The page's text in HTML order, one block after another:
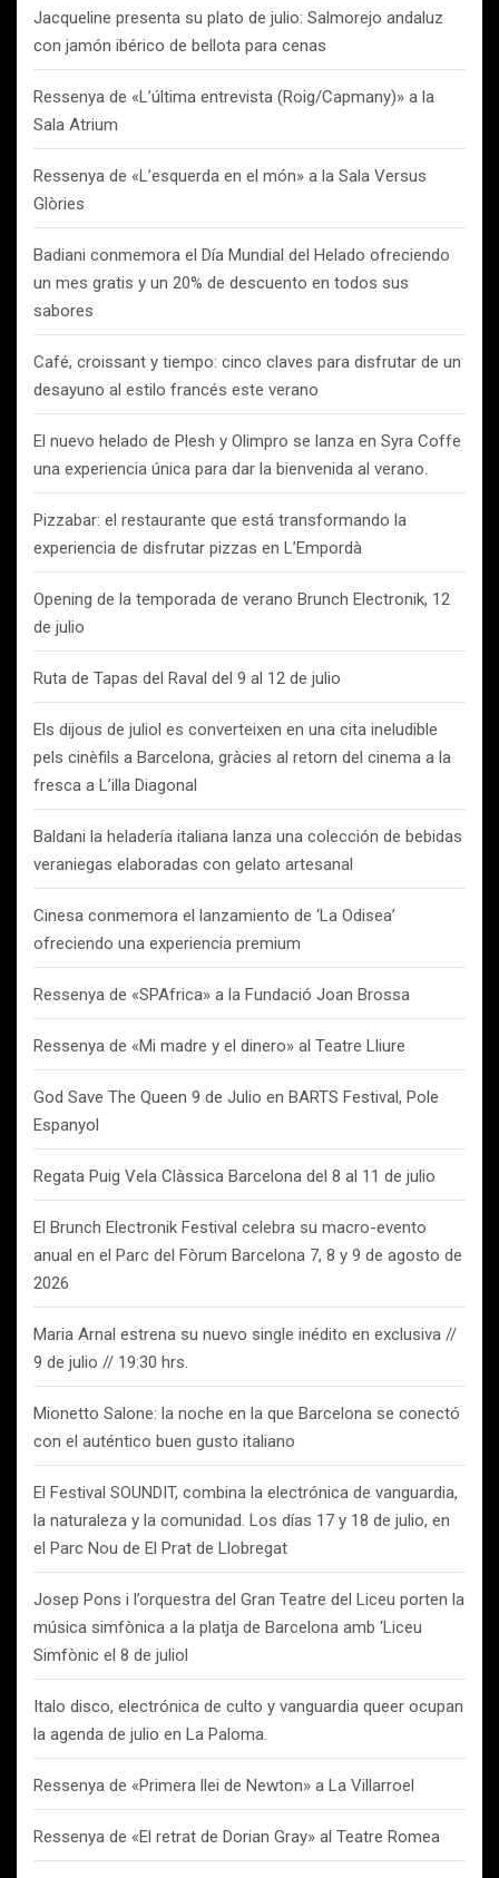
Jacqueline presenta su plato de julio: Salmorejo andaluz
con jamón ibérico de bellota para cenas
Ressenya de «L’última entrevista (Roig/Capmany)» a la
Sala Atrium
Ressenya de «L’esquerda en el món» a la Sala Versus
Glòries
Badiani conmemora el Día Mundial del Helado ofreciendo
un mes gratis y un 20% de descuento en todos sus
sabores
Café, croissant y tiempo: cinco claves para disfrutar de un
desayuno al estilo francés este verano
El nuevo helado de Plesh y Olimpro se lanza en Syra Coffe
una experiencia única para dar la bienvenida al verano.
Pizzabar: el restaurante que está transformando la
experiencia de disfrutar pizzas en L’Empordà
Opening de la temporada de verano Brunch Electronik, 12
de julio
Ruta de Tapas del Raval del 9 al 12 de julio
Els dijous de juliol es converteixen en una cita ineludible
pels cinèfils a Barcelona, gràcies al retorn del cinema a la
fresca a L’illa Diagonal
Baldani la heladería italiana lanza una colección de bebidas
veraniegas elaboradas con gelato artesanal
Cinesa conmemora el lanzamiento de ‘La Odisea’
ofreciendo una experiencia premium
Ressenya de «SPAfrica» a la Fundació Joan Brossa
Ressenya de «Mi madre y el dinero» al Teatre Lliure
God Save The Queen 9 de Julio en BARTS Festival, Pole
Espanyol
Regata Puig Vela Clàssica Barcelona del 8 al 11 de julio
El Brunch Electronik Festival celebra su macro-evento
anual en el Parc del Fòrum Barcelona 7, 8 y 9 de agosto de
2026
Maria Arnal estrena su nuevo single inédito en exclusiva //
9 de julio // 19:30 hrs.
Mionetto Salone: la noche en la que Barcelona se conectó
con el auténtico buen gusto italiano
El Festival SOUNDIT, combina la electrónica de vanguardia,
la naturaleza y la comunidad. Los días 17 y 18 de julio, en
el Parc Nou de El Prat de Llobregat
Josep Pons i l’orquestra del Gran Teatre del Liceu porten la
música simfònica a la platja de Barcelona amb ‘Liceu
Simfònic el 8 de juliol
Italo disco, electrónica de culto y vanguardia queer ocupan
la agenda de julio en La Paloma.
Ressenya de «Primera llei de Newton» a La Villarroel
Ressenya de «El retrat de Dorian Gray» al Teatre Romea